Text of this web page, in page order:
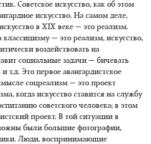
Советское искусство, как об этом
искусство. На самом деле,
в XIX веке — это реализм.
классицизму — это реализм, искусство,
воздействовать на
социальные задачи — бичевать
т.д. Это первое авангардистское
соцреализм — это проект
когда искусство ставится на службу
советского человека; в этом
проект. В той ситуации в
были большие фотографии,
Люди, воспринимающие